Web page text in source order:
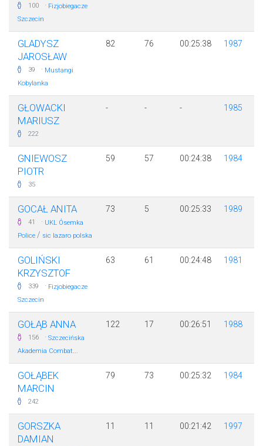
100 · Fizjobiegacze
Szczecin
GLADYSZ
JAROSŁAW
39 · Mustangi
Kobylanka
82 76 00:25:38 1987
GŁOWACKI
MARIUSZ
222
- - - 1985
GNIEWOSZ
PIOTR
35
59 57 00:24:38 1984
GOCAŁ ANITA
41 · UKL Ósemka
Police / sic lazaro polska
73 5 00:25:33 1989
GOLIŃSKI
KRZYSZTOF
339 · Fizjobiegacze
Szczecin
63 61 00:24:48 1981
GOŁĄB ANNA
156 · Szczecińska
Akademia Combat...
122 17 00:26:51 1988
GOŁĄBEK
MARCIN
242
79 73 00:25:32 1984
GORSZKA
DAMIAN
11 11 00:21:42 1997